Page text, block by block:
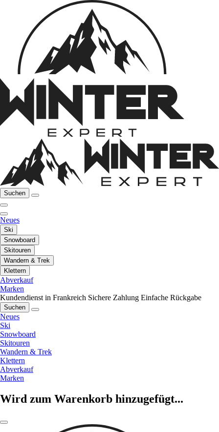
Suchen
Neues
Ski
Snowboard
Skitouren
Wandern & Trek
Klettern
Abverkauf
Marken
Kundendienst in Frankreich Sichere Zahlung Einfache Rückgabe
Suchen
Neues
Ski
Snowboard
Skitouren
Wandern & Trek
Klettern
Abverkauf
Marken
Wird zum Warenkorb hinzugefügt...